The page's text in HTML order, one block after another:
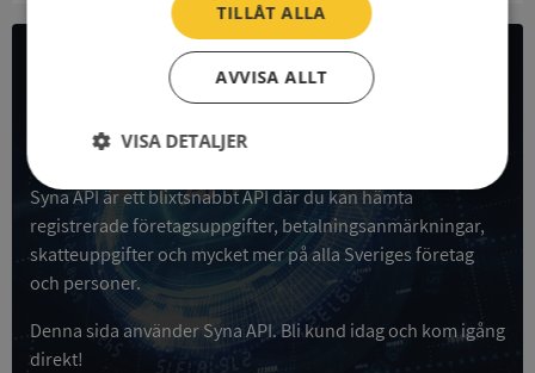
All företagsdata i API
Få all denna företagsinformation i Syna API
Syna API är ett blixtsnabbt API där du kan hämta
registrerade företagsuppgifter, betalningsanmärkningar,
skatteuppgifter och mycket mer på alla Sveriges företag
och personer.
Denna sida använder Syna API. Bli kund idag och kom igång
direkt!
TILLÅT ALLA
AVVISA ALLT
VISA DETALJER
Strikt
nödvändigt
Prestanda Inriktning
Funktioner Oklassificerade